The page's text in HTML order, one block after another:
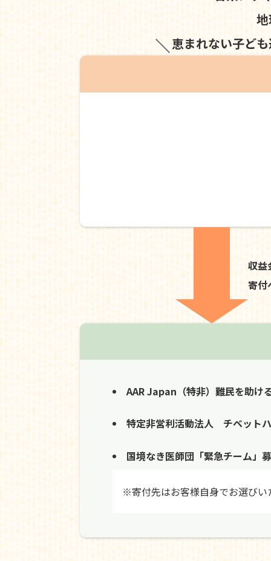
恵まれない子ど
収益
寄付
AAR Japan（特非）難民を助け
特定非営利活動法人 チベット
国境なき医師団「緊急チーム」
※寄付先はお客様自身でお選びい